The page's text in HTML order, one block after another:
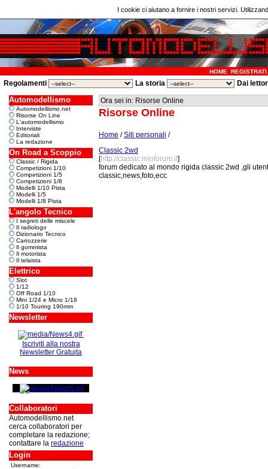
I cookie ci aiutano a fornire i nostri servizi.
HOME REGISTRATI
Regolamenti La storia Dai
Automodellismo
Automodellismo.net
Risorse On Line
L'automodellismo
Interviste
Editoriali
La redazione
On Road a Scoppio
Classic / Rigida
Competizioni 1/10
Competizioni 1/5
Competizioni 1/8
Modelli 1/10 Pista
Modelli 1/5
Modelli 1/8 Pista
L'angolo Tecnico
I segreti delle miscele
Il radiologo
Dizionario Tecnico
Carrozzerie
Il gommista
Il motorista
Il telaista
Elettrico
Slot
1/12
Off Road 1/10
Mini 1/24 e Micro 1/18
1/10 Touring 190mm
Newsletter
Iscriviti alla nostra
Newsletter Gratuita
News
Collaboratori
Automodellismo.net
cerca collaboratori per
completare la redazione;
contattare la redazione
Login
Username:
Ora sei in: Risorse Online
Risorse Online
Home /Siti personali /
Classic 2wd
[http://classic.mioforum.it]
forum dedicato al mondo rigida classic 2wd ,gli
classic,news,foto,ecc